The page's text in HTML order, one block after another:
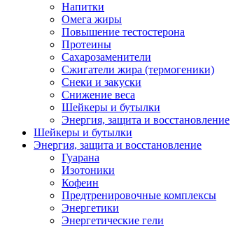
Напитки
Омега жиры
Повышение тестостерона
Протеины
Сахарозаменители
Сжигатели жира (термогеники)
Снеки и закуски
Снижение веса
Шейкеры и бутылки
Энергия, защита и восстановление
Шейкеры и бутылки
Энергия, защита и восстановление
Гуарана
Изотоники
Кофеин
Предтренировочные комплексы
Энергетики
Энергетические гели